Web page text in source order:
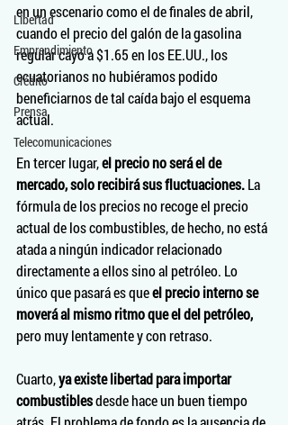
Libertad
Emprendimiento
Crédito
Prensa
Telecomunicaciones
en un escenario como el de finales de abril,
cuando el precio del galón de la gasolina
regular cayó a $1.65 en los EE.UU., los
ecuatorianos no hubiéramos podido
beneficiarnos de tal caída bajo el esquema
actual.
En tercer lugar, el precio no será el de
mercado, solo recibirá sus fluctuaciones. La
fórmula de los precios no recoge el precio
actual de los combustibles, de hecho, no está
atada a ningún indicador relacionado
directamente a ellos sino al petróleo. Lo
único que pasará es que el precio interno se
moverá al mismo ritmo que el del petróleo,
pero muy lentamente y con retraso.
Cuarto, ya existe libertad para importar
combustibles desde hace un buen tiempo